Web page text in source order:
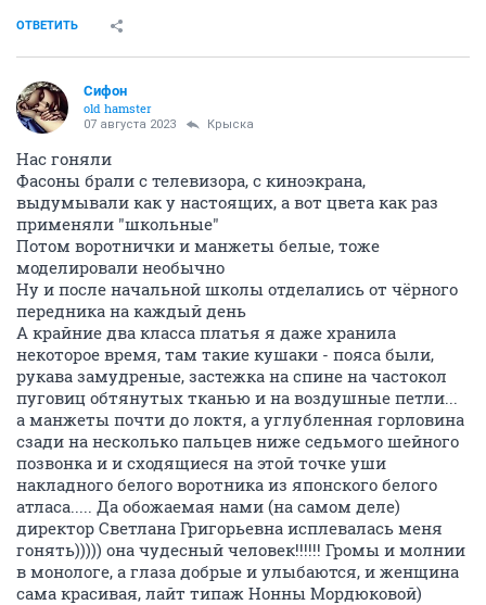
ОТВЕТИТЬ
Сифон
old hamster
07 августа 2023 Крыска
Нас гоняли
Фасоны брали с телевизора, с киноэкрана,
выдумывали как у настоящих, а вот цвета как раз
применяли "школьные"
Потом воротнички и манжеты белые, тоже
моделировали необычно
Ну и после начальной школы отделались от чёрного
передника на каждый день
А крайние два класса платья я даже хранила
некоторое время, там такие кушаки - пояса были,
рукава замудреные, застежка на спине на частокол
пуговиц обтянутых тканью и на воздушные петли...
а манжеты почти до локтя, а углубленная горловина
сзади на несколько пальцев ниже седьмого шейного
позвонка и и сходящиеся на этой точке уши
накладного белого воротника из японского белого
атласа..... Да обожаемая нами (на самом деле)
директор Светлана Григорьевна исплевалась меня
гонять))))) она чудесный человек!!!!!! Громы и молнии
в монологе, а глаза добрые и улыбаются, и женщина
сама красивая, лайт типаж Нонны Мордюковой)